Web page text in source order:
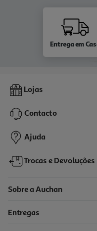
Entrega em
Lojas
Contacto
Ajuda
Trocas e Devoluções
Sobre a Auchan
Entregas